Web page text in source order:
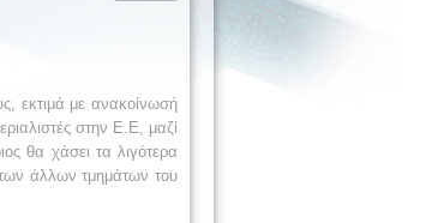
εκτιμά με ανακοίνωσή
στην Ε.Ε, μαζί
θα χάσει τα λιγότερα
άλλων τμημάτων του